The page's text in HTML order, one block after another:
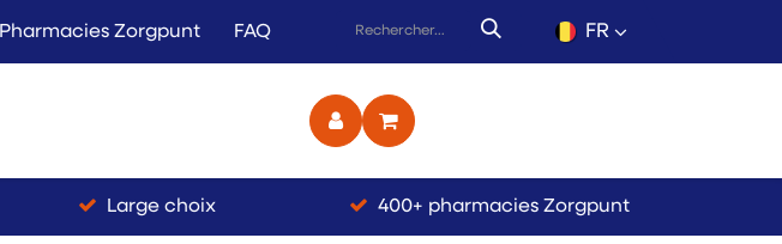
Pharmacies Zorgpunt FAQ FR
Large choix 400+ pharmacies Zorgpunt